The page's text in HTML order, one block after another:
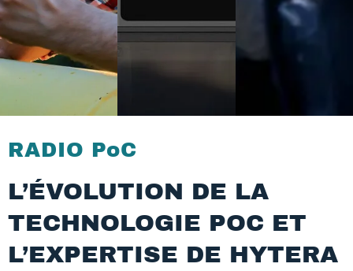
RADIO PoC
L’ÉVOLUTION DE LA
TECHNOLOGIE POC ET
L’EXPERTISE DE HYTERA